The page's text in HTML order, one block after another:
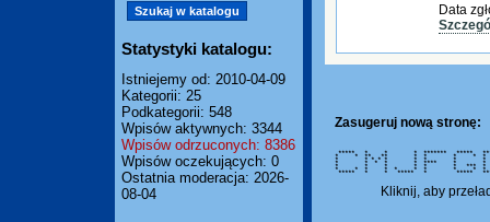
Statystyki katalogu:
Istniejemy od: 2010-04-09
Kategorii: 25
Podkategorii: 548
Wpisów aktywnych: 3344
Wpisów odrzuconych: 8386
Wpisów oczekujących: 0
Ostatnia moderacja: 2026-
08-04
Data
Zasugeruj nową stronę:
***** * * * ******* *****
* * ** ** * * * *
* * * * * * * * *
* * * * * **** *
* * * * * * *** *
* * * * * * * * *
***** * * ***** * *****
Kliknij, aby